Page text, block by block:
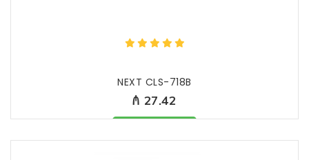
NEXT CLS-718B
₼ 27.42
Məhsul mövcüddur